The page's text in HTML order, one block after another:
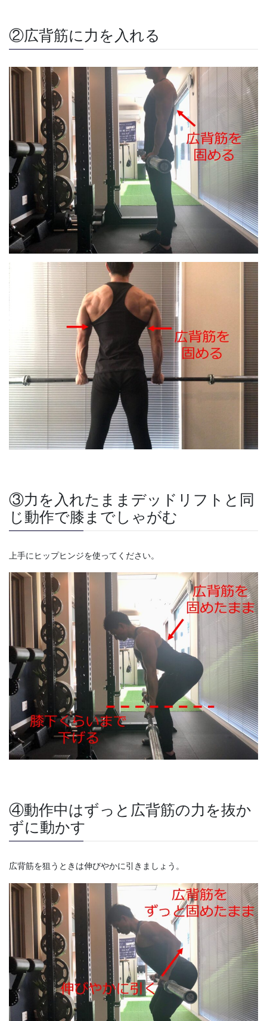
②広背筋に力を入れる
③力を入れたままデッドリフトと同
じ動作で膝までしゃがむ
上手にヒップヒンジを使ってください。
④動作中はずっと広背筋の力を抜か
ずに動かす
広背筋を狙うときは伸びやかに引きましょう。